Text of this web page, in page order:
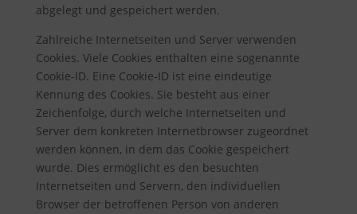
abgelegt und gespeichert werden.
Zahlreiche Internetseiten und Server verwenden
Cookies. Viele Cookies enthalten eine sogenannte
Cookie-ID. Eine Cookie-ID ist eine eindeutige
Kennung des Cookies. Sie besteht aus einer
Zeichenfolge, durch welche Internetseiten und
Server dem konkreten Internetbrowser zugeordnet
werden können, in dem das Cookie gespeichert
wurde. Dies ermöglicht es den besuchten
Internetseiten und Servern, den individuellen
Browser der betroffenen Person von anderen